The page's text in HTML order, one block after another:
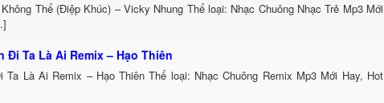
Thể (Điệp Khúc) – Vicky Nhung Thể loại: Nhạc Chuông Nhạc Trẻ Mp3 Mới
Đi Ta Là Ai Remix – Hạo Thiên
Ta Là Ai Remix – Hạo Thiên Thể loại: Nhạc Chuông Remix Mp3 Mới Hay, Hot